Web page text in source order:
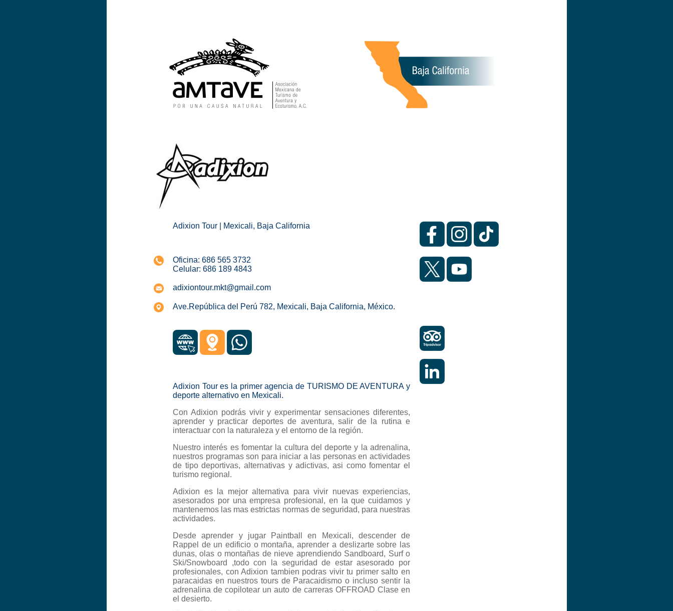
Adixion Tour | Mexicali, Baja California
Oficina: 686 565 3732
Celular: 686 189 4843
adixiontour.mkt@gmail.com
Ave.República del Perú 782, Mexicali, Baja California, México.
Adixion Tour es la primer agencia de TURISMO DE AVENTURA y
deporte alternativo en Mexicali.
Con Adixion podrás vivir y experimentar sensaciones diferentes,
aprender y practicar deportes de aventura, salir de la rutina e
interactuar con la naturaleza y el entorno de la región.
Nuestro interés es fomentar la cultura del deporte y la adrenalina,
nuestros programas son para iniciar a las personas en actividades
de tipo deportivas, alternativas y adictivas, asi como fomentar el
turismo regional.
Adixion es la mejor alternativa para vivir nuevas experiencias,
asesorados por una empresa profesional, en la que cuidamos y
mantenemos las mas estrictas normas de seguridad, para nuestras
actividades.
Desde aprender y jugar Paintball en Mexicali, descender de
Rappel de un edificio o montaña, aprender a deslizarte sobre las
dunas, olas o montañas de nieve aprendiendo Sandboard, Surf o
Ski/Snowboard ,todo con la seguridad de estar asesorado por
profesionales, con Adixion tambien podras vivir tu primer salto en
paracaidas en nuestros tours de Paracaidismo o incluso sentir la
adrenalina de copilotear un auto de carreras OFFROAD Clase en
el desierto.